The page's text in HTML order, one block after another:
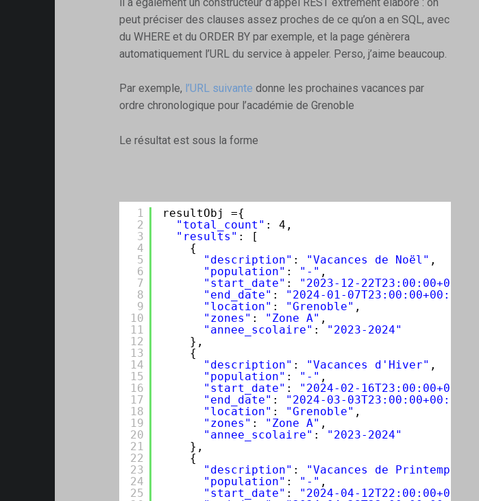
peut préciser des clauses assez proches de ce qu’on a en SQL, avec
du WHERE et du ORDER BY par exemple, et la page génèrera
automatiquement l’URL du service à appeler. Perso, j’aime beaucoup.
Par exemple, l’URL suivante donne les prochaines vacances par
ordre chronologique pour l’académie de Grenoble
Le résultat est sous la forme
1
2
3
4
5
6
7
8
9
10
11
12
13
14
15
16
17
18
19
20
21
22
23
24
25
resultObj ={
"total_count" : 4,
"results" : [
{
"description" : "Vacances de Noël" ,
"population" : "-" ,
"start_date" : "2023-12-22T23:00:00+00:00"
"end_date" : "2024-01-07T23:00:00+00:00"
"location" : "Grenoble" ,
"zones" : "Zone A" ,
"annee_scolaire" :
"2023-2024"
},
{
"description" : "Vacances d'Hiver" ,
"population" : "-" ,
"start_date" : "2024-02-16T23:00:00+00:00"
"end_date" : "2024-03-03T23:00:00+00:00"
"location" : "Grenoble" ,
"zones" : "Zone A" ,
"annee_scolaire" :
"2023-2024"
},
{
"description" : "Vacances de Printemps"
"population" : "-" ,
"start_date" : "2024-04-12T22:00:00+00:00"